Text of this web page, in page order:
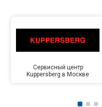
Сервисный центр
Kuppersberg в Москве